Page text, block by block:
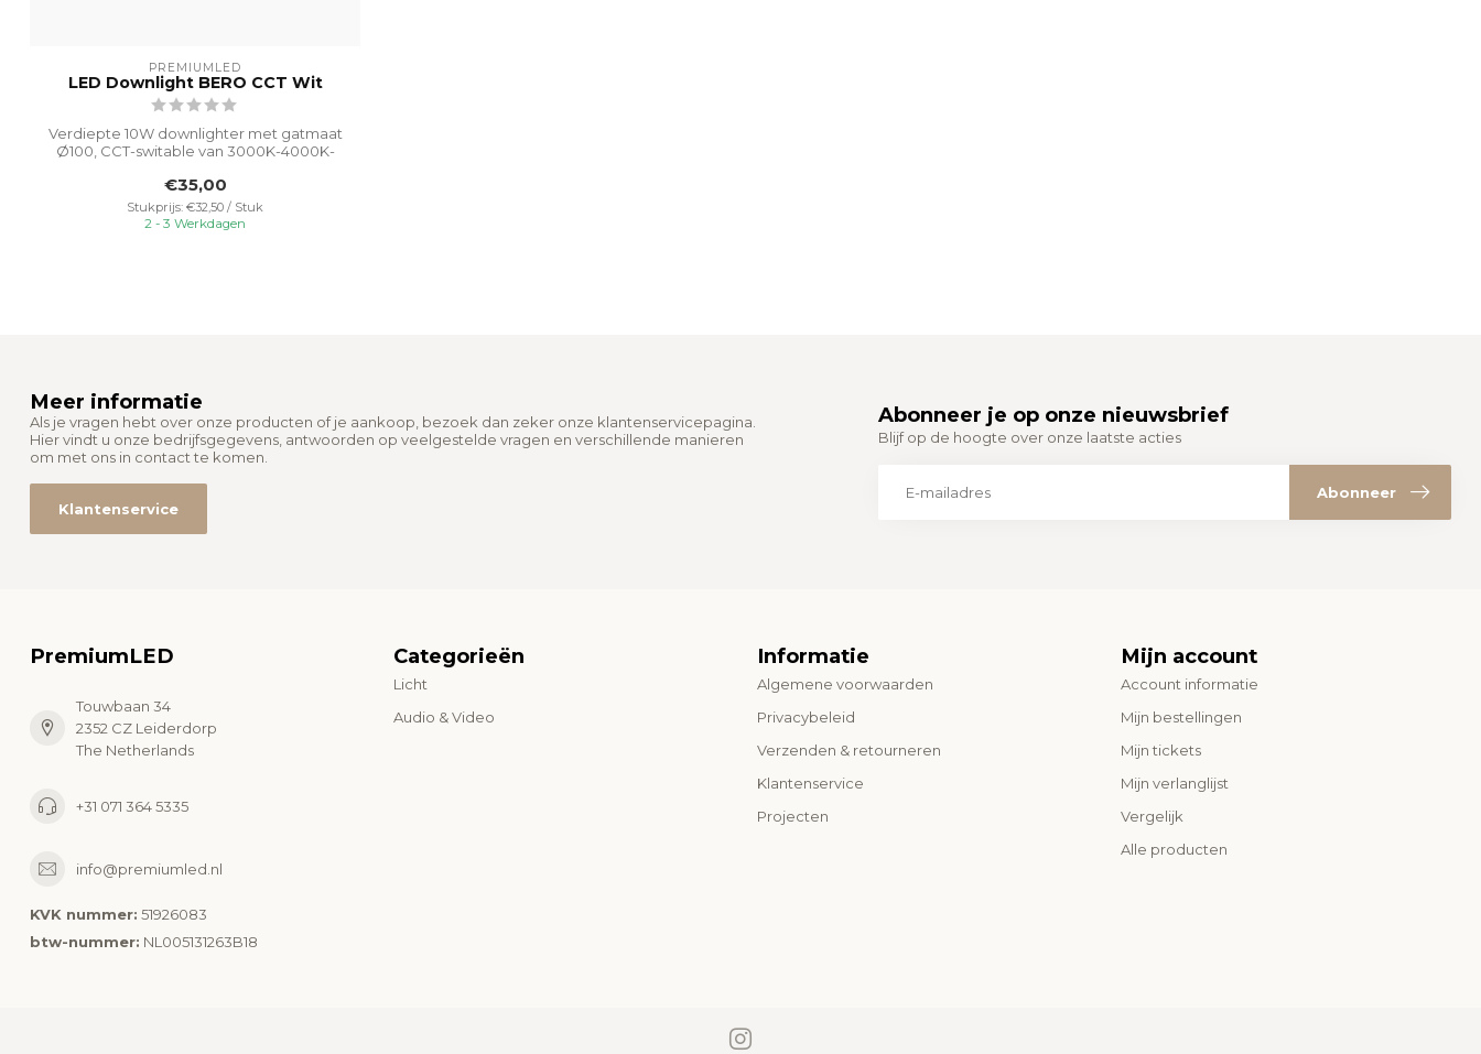
PREMIUMLED
LED Downlight BERO CCT Wit
Verdiepte 10W downlighter met gatmaat
Ø100, CCT-switable van 3000K-4000K-
€35,00
Stukprijs: €32,50 / Stuk
2 - 3 Werkdagen
Meer informatie
Als je vragen hebt over onze producten of je aankoop, bezoek dan zeker onze klantenservicepagina.
Hier vindt u onze bedrijfsgegevens, antwoorden op veelgestelde vragen en verschillende manieren
om met ons in contact te komen.
Klantenservice
Abonneer je op onze nieuwsbrief
Blijf op de hoogte over onze laatste acties
Abonneer
PremiumLED
Touwbaan 34
2352 CZ Leiderdorp
The Netherlands
+31 071 364 5335
info@premiumled.nl
KVK nummer: 51926083
btw-nummer: NL005131263B18
Categorieën
Licht
Audio & Video
Informatie
Algemene voorwaarden
Privacybeleid
Verzenden & retourneren
Klantenservice
Projecten
Mijn account
Account informatie
Mijn bestellingen
Mijn tickets
Mijn verlanglijst
Vergelijk
Alle producten